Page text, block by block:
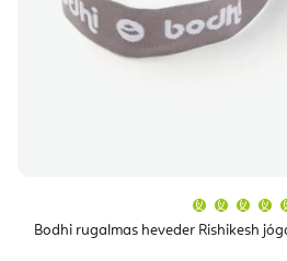
Bodhi rugalmas heveder Rishikesh